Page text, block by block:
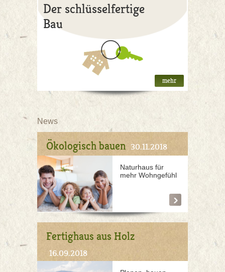
Der schlüsselfertige
Bau
mehr
News
Ökologisch bauen 30.11.2018
Naturhaus für
mehr Wohngefühl
Fertighaus aus Holz
16.09.2018